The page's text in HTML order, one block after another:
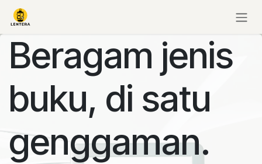
Skip to Content
Beragam jenis
buku, di satu
genggaman.